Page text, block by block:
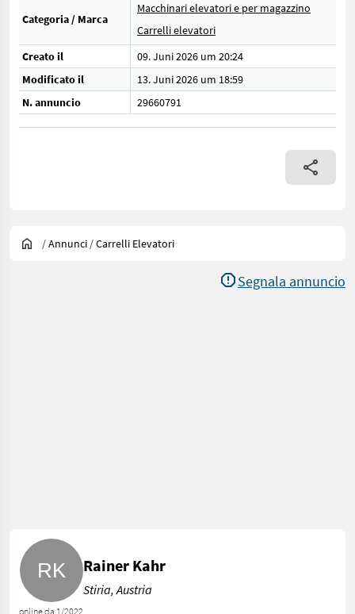
Categoria / Marca
Macchinari elevatori e per magazzino
Carrelli elevatori
Creato il
09. Juni 2026 um 20:24
Modificato il
13. Juni 2026 um 18:59
N. annuncio
29660791
/Annunci /Carrelli Elevatori
Segnala annuncio
online da 1/2022
Rainer Kahr
Stiria, Austria